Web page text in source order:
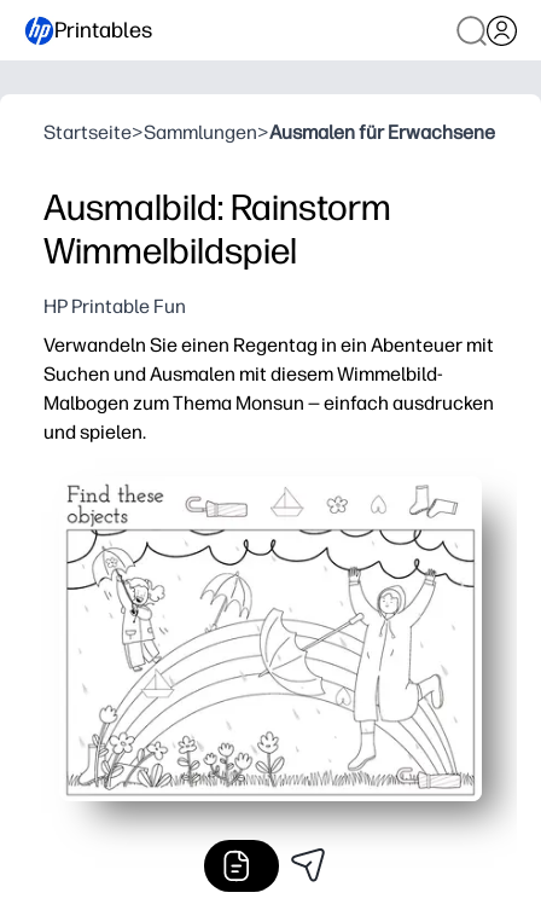
Printables
Startseite>Sammlungen>Ausmalen für Erwachsene
Ausmalbild: Rainstorm
Wimmelbildspiel
HP Printable Fun
Verwandeln Sie einen Regentag in ein Abenteuer mit
Suchen und Ausmalen mit diesem Wimmelbild-
Malbogen zum Thema Monsun — einfach ausdrucken
und spielen.
Keine Vorbereitung — drucken Sie eine Seite aus,
Doppelte Verlobung — Kinder suchen nach
Fördert Fähigkeiten — fördert die Beobachtung, die
Klassenzimmer- und familienfreundlich — perfekt für